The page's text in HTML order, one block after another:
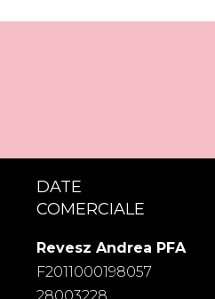
DATE
COMERCIALE
Revesz Andrea PFA
F2011000198057